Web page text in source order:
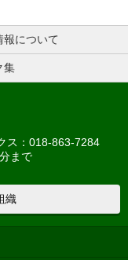
報について
集
ス：018-863-7284
まで
織